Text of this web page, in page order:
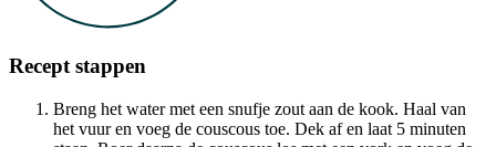
Recept stappen
Breng het water met een snufje zout aan de kook. Haal van
het vuur en voeg de couscous toe. Dek af en laat 5 minuten